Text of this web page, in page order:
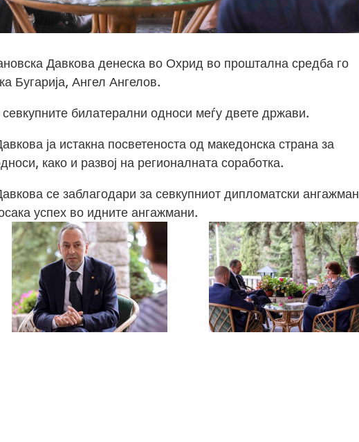
Давкова денеска во Охрид во проштална средба го
Бугарија, Ангел Ангелов.
билатерални односи меѓу двете држави.
ја истакна посветеноста од македонска страна за
како и развој на регионалната соработка.
се заблагодари за севкупниот дипломатски ангажман
успех во идните ангажмани.